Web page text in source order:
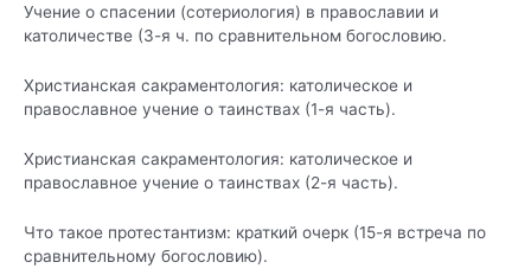
Учение о спасении (сотериология) в православии и
католичестве (3-я ч. по сравнительном богословию.
Христианская сакраментология: католическое и
православное учение о таинствах (1-я часть).
Христианская сакраментология: католическое и
православное учение о таинствах (2-я часть).
Что такое протестантизм: краткий очерк (15-я встреча по
сравнительному богословию).